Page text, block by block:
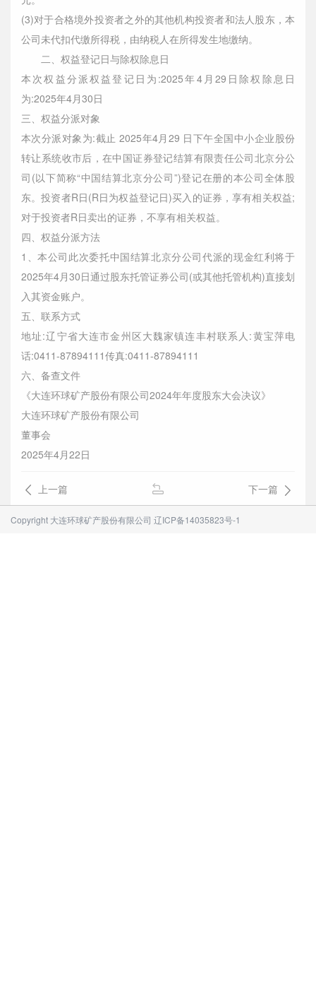
(3)对于合格境外投资者之外的其他机构投资者和法人股东，本
公司未代扣代缴所得税，由纳税人在所得发生地缴纳。
二、权益登记日与除权除息日
本次权益分派权益登记日为:2025年4月29日除权除息日
为:2025年4月30日
三、权益分派对象
本次分派对象为:截止 2025年4月29 日下午全国中小企业股份
转让系统收市后，在中国证券登记结算有限责任公司北京分公
司(以下简称“中国结算北京分公司”)登记在册的本公司全体股
东。投资者R日(R日为权益登记日)买入的证券，享有相关权益;
对于投资者R日卖出的证券，不享有相关权益。
四、权益分派方法
1、本公司此次委托中国结算北京分公司代派的现金红利将于
2025年4月30日通过股东托管证券公司(或其他托管机构)直接划
入其资金账户。
五、联系方式
地址:辽宁省大连市金州区大魏家镇连丰村联系人:黄宝萍电
话:0411-87894111传真:0411-87894111
六、备查文件
《大连环球矿产股份有限公司2024年年度股东大会决议》
大连环球矿产股份有限公司
董事会
2025年4月22日
上一篇 下一篇
Copyright 大连环球矿产股份有限公司 辽ICP备14035823号-1